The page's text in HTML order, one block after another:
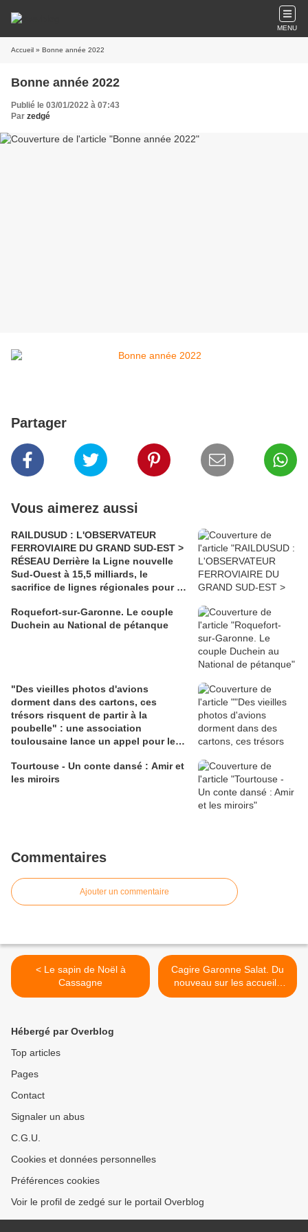
MENU
Accueil » Bonne année 2022
Bonne année 2022
Publié le 03/01/2022 à 07:43
Par zedgé
Partager
Vous aimerez aussi
RAILDUSUD : L'OBSERVATEUR
FERROVIAIRE DU GRAND SUD-EST >
RÉSEAU Derrière la Ligne nouvelle
Sud-Ouest à 15,5 milliards, le
sacrifice de lignes régionales pour 50
Roquefort-sur-Garonne. Le couple
Duchein au National de pétanque
"Des vieilles photos d'avions
dorment dans des cartons, ces
trésors risquent de partir à la
poubelle" : une association
toulousaine lance un appel pour les
Tourtouse - Un conte dansé : Amir et
les miroirs
Commentaires
Ajouter un commentaire
< Le sapin de Noël à
Cassagne
Cagire Garonne Salat. Du
nouveau sur les accueils
périscolaires >
Hébergé par Overblog
Top articles
Pages
Contact
Signaler un abus
C.G.U.
Cookies et données personnelles
Préférences cookies
Voir le profil de zedgé sur le portail Overblog